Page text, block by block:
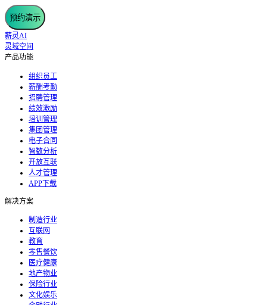
预约演示
薪灵AI
灵域空间
产品功能
组织员工
薪酬考勤
招聘管理
绩效激励
培训管理
集团管理
电子合同
智数分析
开放互联
人才管理
APP下载
解决方案
制造行业
互联网
教育
零售餐饮
医疗健康
地产物业
保险行业
文化娱乐